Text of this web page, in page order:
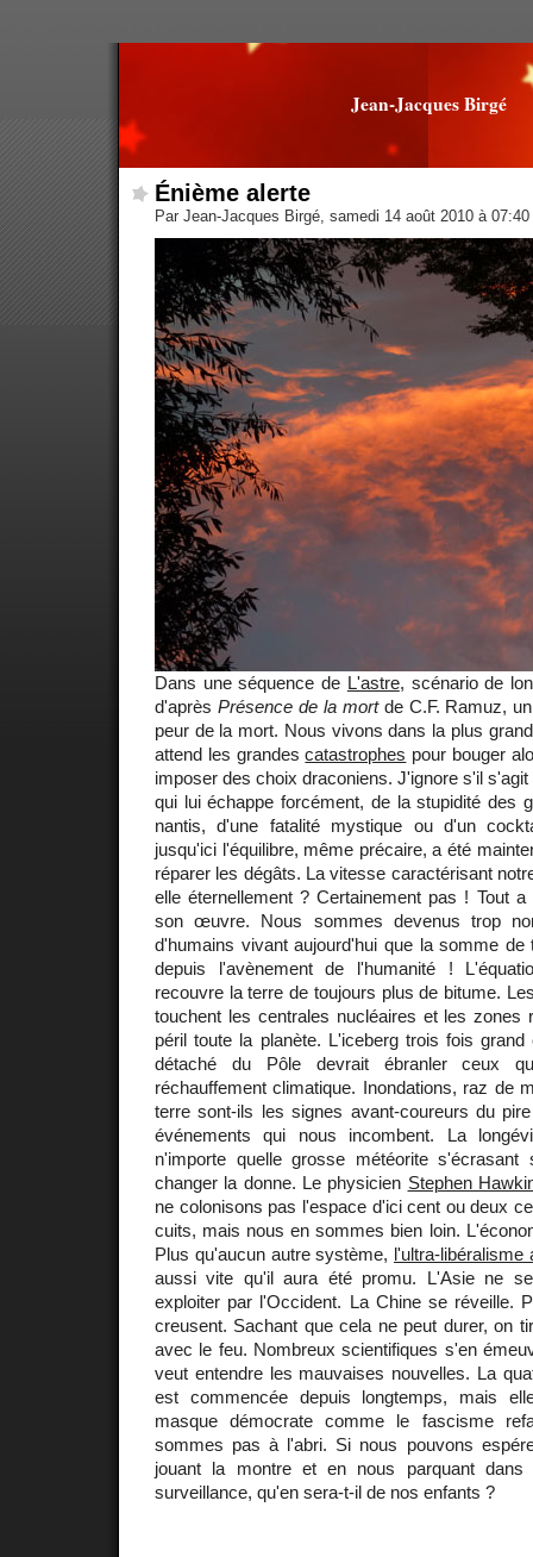
Jean-Jacques Birgé
Énième alerte
Par Jean-Jacques Birgé, samedi 14 août 2010 à 07:40
Dans une séquence de L'astre, scénario de
d'après Présence de la mortde C.F. Ramuz,
peur de la mort. Nous vivons dans la plus
attend les grandescatastrophes pour bouger
imposer des choix draconiens. J'ignore s'il
qui lui échappe forcément, de la stupidité des
nantis, d'une fatalité mystique ou d'un
jusqu'ici l'équilibre, même précaire, a été
réparer les dégâts. La vitesse caractérisant
elle éternellement ? Certainement pas ! Tout
son œuvre. Nous sommes devenus trop
d'humains vivant aujourd'hui que la somme
depuis l'avènement de l'humanité !
recouvre la terre de toujours plus de bitume.
touchent les centrales nucléaires et les zones
péril toute la planète. L'iceberg trois fois
détaché du Pôle devrait ébranler ceux
réchauffement climatique. Inondations, raz de
terre sont-ils les signes avant-coureurs du
événements qui nous incombent. La
n'importe quelle grosse météorite s'écrasant
changer la donne. Le physicien Stephen
ne colonisons pas l'espace d'ici cent ou deux
cuits, mais nous en sommes bien loin.
Plus qu'aucun autre système, l'ultra-libéralisme
aussi vite qu'il aura été promu. L'Asie ne
exploiter par l'Occident. La Chine se réveille.
creusent. Sachant que cela ne peut durer, on
avec le feu. Nombreux scientifiques s'en
veut entendre les mauvaises nouvelles. La
est commencée depuis longtemps, mais
masque démocrate comme le fascisme
sommes pas à l'abri. Si nous pouvons
jouant la montre et en nous parquant
surveillance, qu'en sera-t-il de nos enfants ?